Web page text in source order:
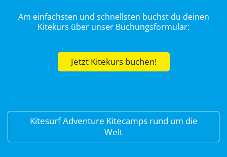
Am einfachsten und schnellsten buchst du deinen
Kitekurs über unser Buchungsformular:
Jetzt Kitekurs buchen!
Kitesurf Adventure Kitecamps rund um die
Welt